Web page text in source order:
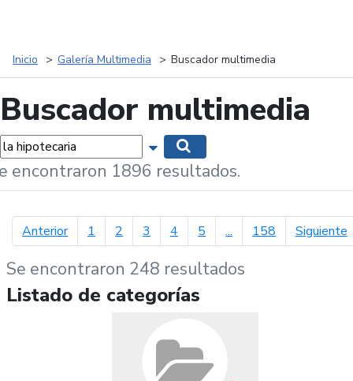
Inicio Galería Multimedia Buscador multimedia
Buscador multimedia
Mostrar opciones de búsqueda
encontraron 1896 resultados.
Anteriorpágina anterior
1 2 3 4 5 ... 158 Siguiente
Se encontraron 248 resultados
Listado de categorías